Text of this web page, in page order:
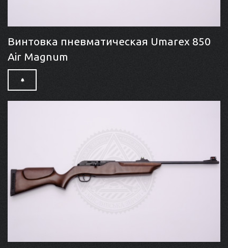
Винтовка пневматическая Umarex 850
Air Magnum